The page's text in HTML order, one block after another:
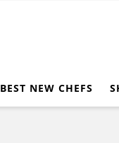
BEST NEW CHEFS